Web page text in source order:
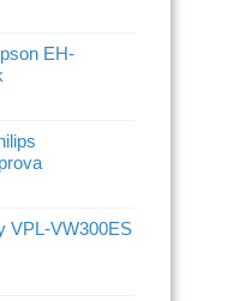
EH-
VPL-VW300ES